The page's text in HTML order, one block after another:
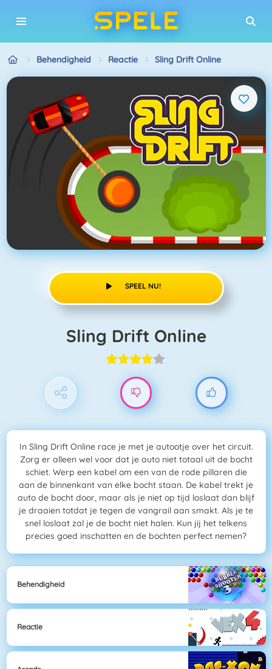
Behendigheid Reactie Sling Drift Online
SPEEL NU!
Sling Drift Online
In Sling Drift Online race je met je autootje over het circuit.
Zorg er alleen wel voor dat je auto niet totaal uit de bocht
schiet. Werp een kabel om een van de rode pillaren die
aan de binnenkant van elke bocht staan. De kabel trekt je
auto de bocht door, maar als je niet op tijd loslaat dan blijf
je draaien totdat je tegen de vangrail aan smakt. Als je te
snel loslaat zal je de bocht niet halen. Kun jij het telkens
precies goed inschatten en de bochten perfect nemen?
Behendigheid
Reactie